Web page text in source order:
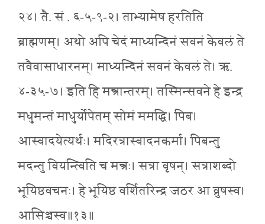
२४। तै. सं . ६-५-९-२। ताभ्यामेष हरतिति
ब्राह्मणम्। अथो अपि चेदं माध्यन्दिनं सवनं केवलं ते
तवैवासाधारनम्। माध्यन्दिनं सवनं केवलं ते। ऋ.
४-३५-७। इति हि मन्त्रान्तरम्। तस्मिन्सवने हे इन्द्र
मधुमन्तं माधुर्योपेतम् सोमं ममद्धि। पिब।
आस्वादयेत्यर्थः। मदिरत्रास्वादनकर्मा। पिबन्तु
मदन्तु वियन्त्विति च मन्त्रः। सत्रा वृषन्। सत्राशब्दो
भूयिष्ठवचनः। हे भूयिष्ठ वर्शितरिन्द्र जठर आ व्रुषस्व।
आसिञ्चस्व॥१३॥